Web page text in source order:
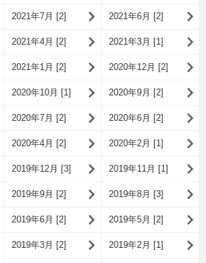
2021年7月 [2] 2021年6月 [2]
2021年4月 [2] 2021年3月 [1]
2021年1月 [2] 2020年12月 [2]
2020年10月 [1] 2020年9月 [2]
2020年7月 [2] 2020年6月 [2]
2020年4月 [2] 2020年2月 [1]
2019年12月 [3] 2019年11月 [1]
2019年9月 [2] 2019年8月 [3]
2019年6月 [2] 2019年5月 [2]
2019年3月 [2] 2019年2月 [1]